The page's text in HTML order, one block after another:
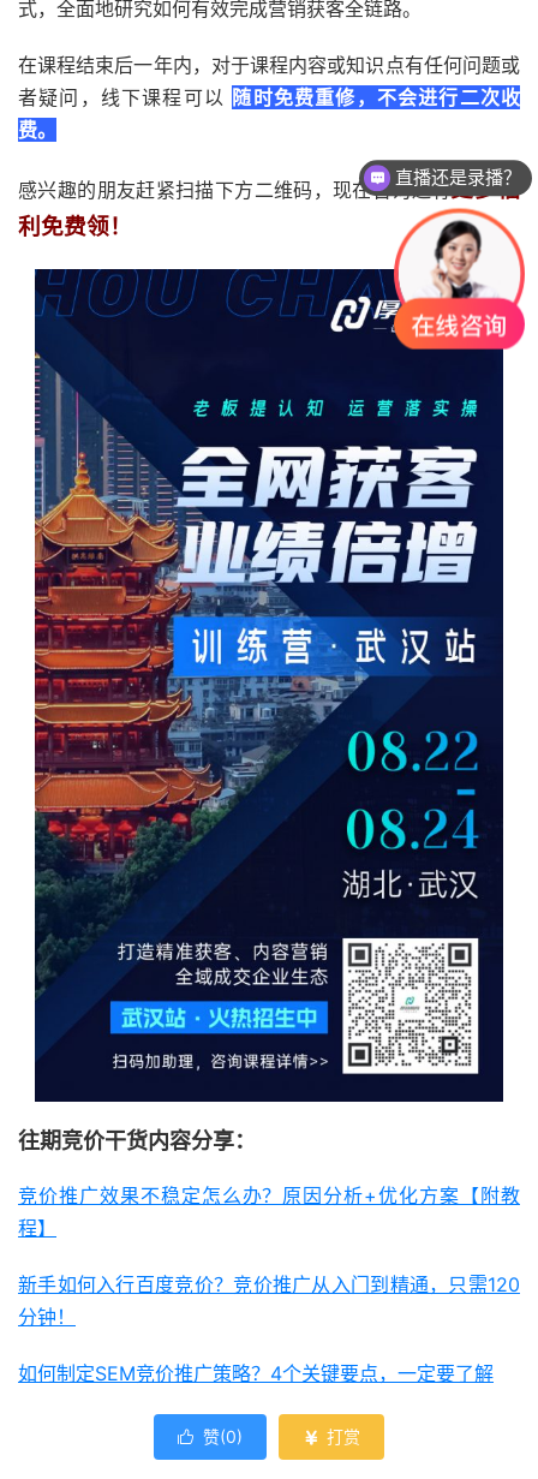
式，全面地研究如何有效完成营销获客全链路。
在课程结束后一年内，对于课程内容或知识点有任何问题或
者疑问，线下课程可以 随时免费重修，不会进行二次收
费。
感兴趣的朋友赶紧扫描下方二维码，现在咨询还有更多福
利免费领！
往期竞价干货内容分享：
竞价推广效果不稳定怎么办？原因分析+优化方案【附教
程】
新手如何入行百度竞价？竞价推广从入门到精通，只需120
分钟！
如何制定SEM竞价推广策略？4个关键要点，一定要了解
 赞(0)  打赏
直播还是录播？